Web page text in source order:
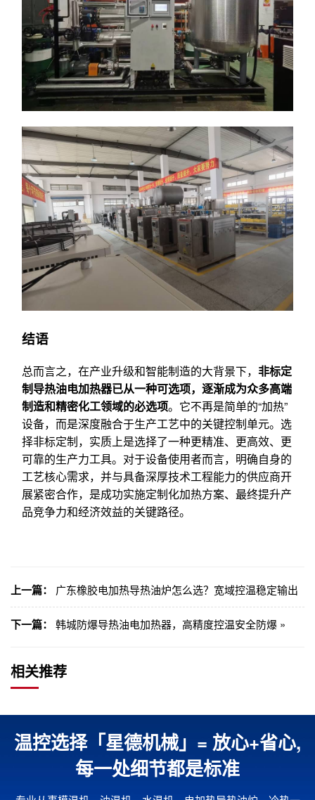
结语
总而言之，在产业升级和智能制造的大背景下， 非标定
制导热油电加热器已从一种可选项，逐渐成为众多高端
制造和精密化工领域的必选项。它不再是简单的“加热”
设备，而是深度融合于生产工艺中的关键控制单元。选
择非标定制，实质上是选择了一种更精准、更高效、更
可靠的生产力工具。对于设备使用者而言，明确自身的
工艺核心需求，并与具备深厚技术工程能力的供应商开
展紧密合作，是成功实施定制化加热方案、最终提升产
品竞争力和经济效益的关键路径。
上一篇： 广东橡胶电加热导热油炉怎么选？宽域控温稳定输出
下一篇： 韩城防爆导热油电加热器，高精度控温安全防爆 »
相关推荐
温控选择「星德机械」= 放心+省心,
每一处细节都是标准